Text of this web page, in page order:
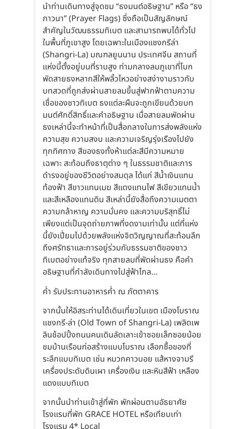
นำท่านเดินทางสู่จุดชม “ธงมนต์อธิษฐาน” หรือ “ธง
ภาวนา” (Prayer Flags) ซึ่งถือเป็นสัญลักษณ์
สำคัญในวัฒนธรรมทิเบต และสามารถพบได้ทั่วไป
ในพื้นที่ภูเขาสูง โดยเฉพาะในเมืองแชงกรีล่า
(Shangri-La) มณฑลยูนนาน ประเทศจีน สถานที่
แห่งนี้ตั้งอยู่บนที่ราบสูง ท่ามกลางลมภูเขาที่โบก
พัดสายธงหลากสีให้พลิ้วไหวอย่างสง่างามราวกับ
บทสวดที่ถูกส่งผ่านสายลมขึ้นสู่ฟากฟ้าตามความ
เชื่อของชาวทิเบต ธงแต่ละผืนจะถูกเขียนด้วยบท
มนต์ศักดิ์สิทธิ์และคำอธิษฐาน เมื่อสายลมพัดผ่าน
ธงเหล่านี้จะทำหน้าที่เป็นสื่อกลางในการส่งพลังแห่ง
ความสุข ความสงบ และความเจริญรุ่งเรืองไปยัง
ทุกทิศทาง สีของธงทั้งห้าแต่ละสีมีความหมาย
เฉพาะ สะท้อนถึงธาตุต่าง ๆ ในธรรมชาติและการ
ดำรงอยู่ของชีวิตอย่างสมดุล ได้แก่ สีน้ำเงินแทน
ท้องฟ้า สีขาวแทนเมฆ สีแดงแทนไฟ สีเขียวแทนน้ำ
และสีเหลืองแทนดิน สีเหล่านี้ยังสื่อถึงความเมตตา
ความกล้าหาญ ความมั่นคง และความบริสุทธิ์ไม่
เพียงแต่เป็นจุดถ่ายภาพที่งดงามเท่านั้น แต่ที่แห่ง
นี้ยังเปี่ยมไปด้วยพลังแห่งจิตวิญญาณที่สะท้อนลึก
ถึงศรัทธาและการอยู่ร่วมกับธรรมชาติของชาว
ทิเบตอย่างแท้จริง ทุกสายลมที่พัดผ่านธง คือคำ
อธิษฐานที่กำลังเดินทางไปสู่ฟ้าไกล…
ค่ำ รับประทานอาหารค่ำ ณ ภัตตาคาร
จากนั้นให้อิสระท่านได้เดินเที่ยวในเขต เมืองโบราณ
แชงกรี-ล่า (Old Town of Shangri-La) เพลิดเพ
ลินช้อปปิ้งถนนคนเดินลัดเลาะเข้าซอยเล็กซอยน้อย
ชมบ้านเรือนก่อสร้างแบบโบราณ เลือกซื้อของที่
ระลึกแบบทิเบต เช่น หมวกคาวบอย แส้หางจามรี
เครื่องประดับดินเผา เครื่องเงิน และหินสีฟ้า เหลือง
แดงแบบทิเบต
จากนั้นนำท่านเข้าสู่ที่พัก พักผ่อนตามอัธยาศัย
โรงแรมที่พัก GRACE HOTEL หรือเทียบเท่า